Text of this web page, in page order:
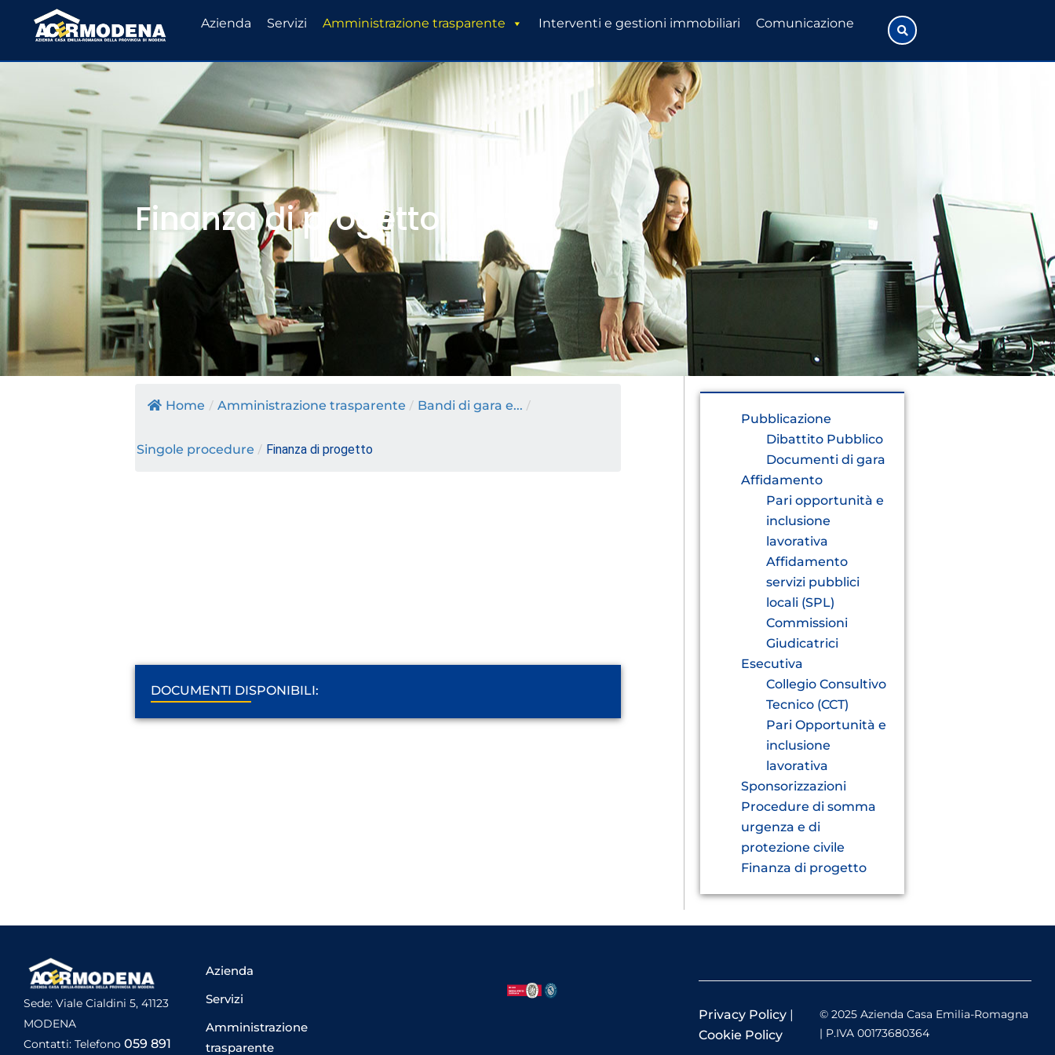
Azienda Servizi Amministrazione trasparente Interventi e gestioni immobiliari Comunicazione
Finanza di progetto
Home / Amministrazione trasparente / Bandi di gara e... /
Singole procedure / Finanza di progetto
DOCUMENTI DISPONIBILI:
Pubblicazione
Dibattito Pubblico
Documenti di gara
Affidamento
Pari opportunità e
inclusione
lavorativa
Affidamento
servizi pubblici
locali (SPL)
Commissioni
Giudicatrici
Esecutiva
Collegio Consultivo
Tecnico (CCT)
Pari Opportunità e
inclusione
lavorativa
Sponsorizzazioni
Procedure di somma
urgenza e di
protezione civile
Finanza di progetto
Sede: Viale Cialdini 5, 41123
MODENA
Contatti: Telefono 059 891
Azienda
Servizi
Amministrazione
trasparente
Privacy Policy |
Cookie Policy
© 2025 Azienda Casa Emilia-Romagna
| P.IVA 00173680364